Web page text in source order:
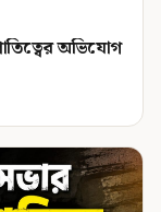
অভিযোগ